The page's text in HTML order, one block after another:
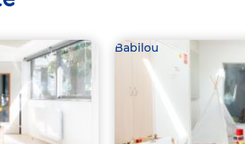
Babilou